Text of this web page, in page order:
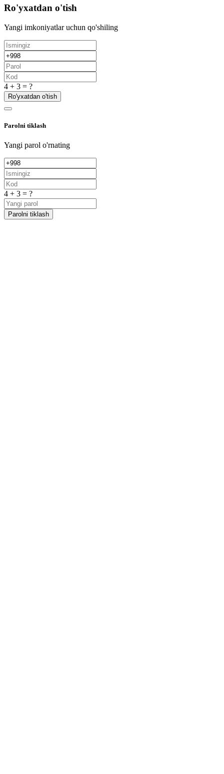
Ro'yxatdan o'tish
Yangi imkoniyatlar uchun qo'shiling
4 + 3 = ?
Ro'yxatdan o'tish
Parolni tiklash
Yangi parol o'rnating
4 + 3 = ?
Parolni tiklash